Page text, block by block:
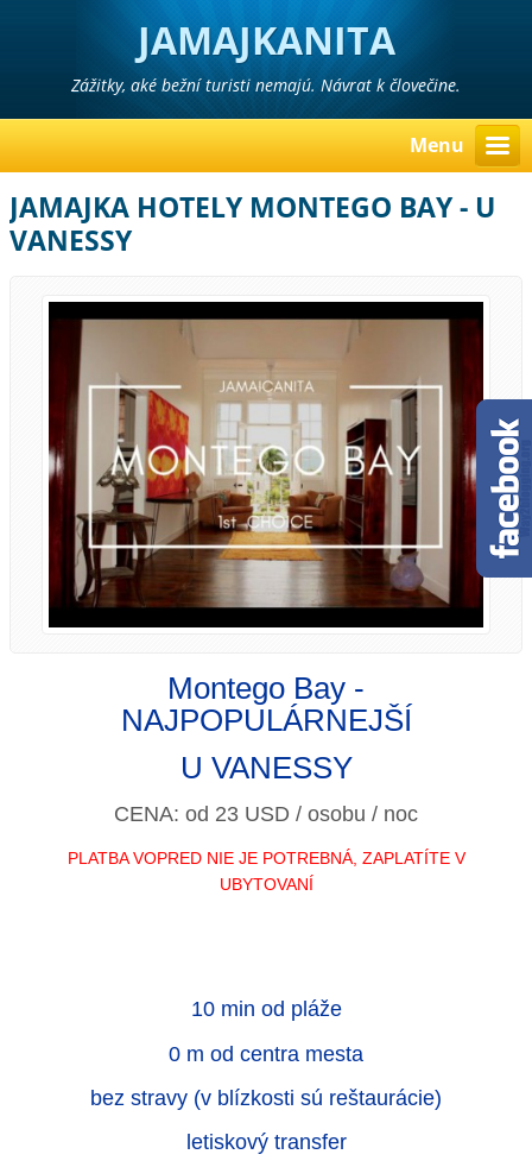
JAMAJKANITA
Zážitky, aké bežní turisti nemajú. Návrat k človečine.
Menu
JAMAJKA HOTELY MONTEGO BAY - U
VANESSY
Montego Bay -
NAJPOPULÁRNEJŠÍ
U VANESSY
CENA: od 23 USD / osobu / noc
PLATBA VOPRED NIE JE POTREBNÁ, ZAPLATÍTE V
UBYTOVANÍ
10 min od pláže
0 m od centra mesta
bez stravy (v blízkosti sú reštaurácie)
letiskový transfer